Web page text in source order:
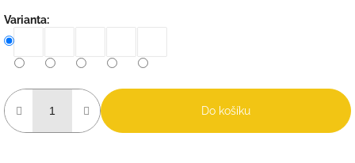
Varianta:
Do košíku